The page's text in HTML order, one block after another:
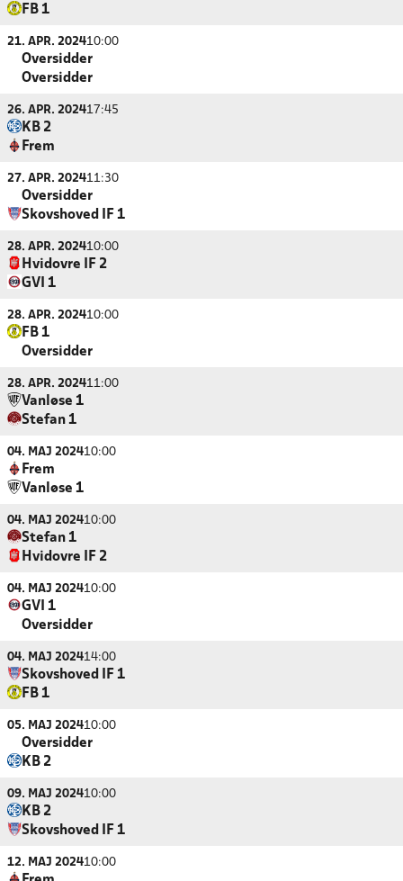
FB 1
21. APR. 202410:00
Oversidder
Oversidder
26. APR. 202417:45
KB 2
Frem
27. APR. 202411:30
Oversidder
Skovshoved IF 1
28. APR. 202410:00
Hvidovre IF 2
GVI 1
28. APR. 202410:00
FB 1
Oversidder
28. APR. 202411:00
Vanløse 1
Stefan 1
04. MAJ 202410:00
Frem
Vanløse 1
04. MAJ 202410:00
Stefan 1
Hvidovre IF 2
04. MAJ 202410:00
GVI 1
Oversidder
04. MAJ 202414:00
Skovshoved IF 1
FB 1
05. MAJ 202410:00
Oversidder
KB 2
09. MAJ 202410:00
KB 2
Skovshoved IF 1
12. MAJ 202410:00